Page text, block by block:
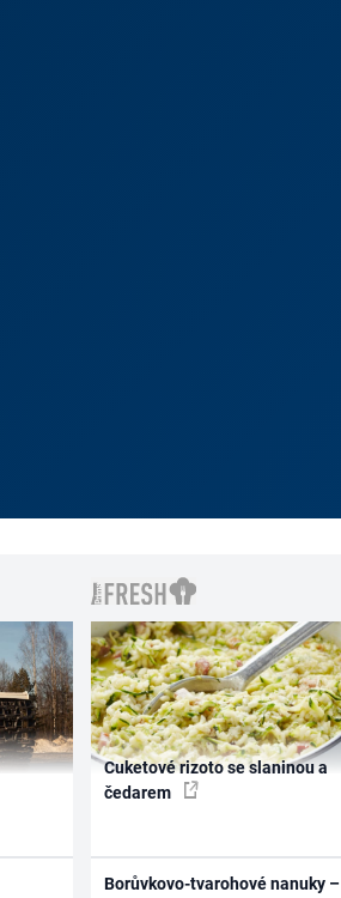
Cuketové rizoto se slaninou a
čedarem
Borůvkovo-tvarohové nanuky –